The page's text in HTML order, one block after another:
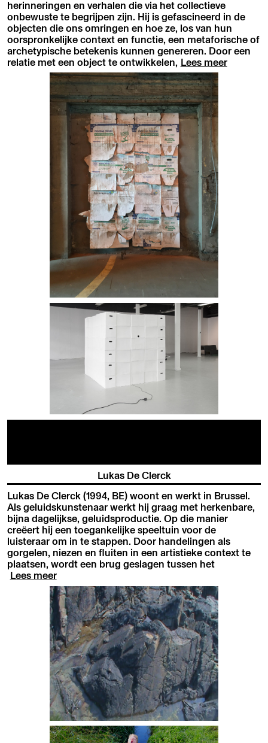
herinneringen en verhalen die via het collectieve
onbewuste te begrijpen zijn. Hij is gefascineerd in de
objecten die ons omringen en hoe ze, los van hun
oorspronkelijke context en functie, een metaforische of
archetypische betekenis kunnen genereren. Door een
relatie met een object te ontwikkelen, Lees meer
Lukas De Clerck
Lukas De Clerck (1994, BE) woont en werkt in Brussel.
Als geluidskunstenaar werkt hij graag met herkenbare,
bijna dagelijkse, geluidsproductie. Op die manier
creëert hij een toegankelijke speeltuin voor de
luisteraar om in te stappen. Door handelingen als
gorgelen, niezen en fluiten in een artistieke context te
plaatsen, wordt een brug geslagen tussen het
Lees meer